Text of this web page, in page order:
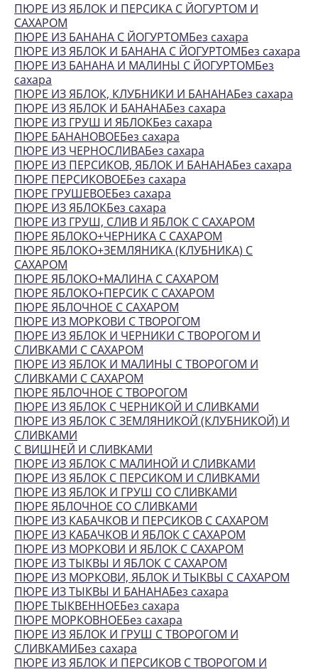
ПЮРЕ ИЗ ЯБЛОК И ПЕРСИКА С ЙОГУРТОМ И
САХАРОМ
ПЮРЕ ИЗ БАНАНА С ЙОГУРТОМБез сахара
ПЮРЕ ИЗ ЯБЛОК И БАНАНА С ЙОГУРТОМБез сахара
ПЮРЕ ИЗ БАНАНА И МАЛИНЫ С ЙОГУРТОМБез
сахара
ПЮРЕ ИЗ ЯБЛОК, КЛУБНИКИ И БАНАНАБез сахара
ПЮРЕ ИЗ ЯБЛОК И БАНАНАБез сахара
ПЮРЕ ИЗ ГРУШ И ЯБЛОКБез сахара
ПЮРЕ БАНАНОВОЕБез сахара
ПЮРЕ ИЗ ЧЕРНОСЛИВАБез сахара
ПЮРЕ ИЗ ПЕРСИКОВ, ЯБЛОК И БАНАНАБез сахара
ПЮРЕ ПЕРСИКОВОЕБез сахара
ПЮРЕ ГРУШЕВОЕБез сахара
ПЮРЕ ИЗ ЯБЛОКБез сахара
ПЮРЕ ИЗ ГРУШ, СЛИВ И ЯБЛОК С САХАРОМ
ПЮРЕ ЯБЛОКО+ЧЕРНИКА С САХАРОМ
ПЮРЕ ЯБЛОКО+ЗЕМЛЯНИКА (КЛУБНИКА) С
САХАРОМ
ПЮРЕ ЯБЛОКО+МАЛИНА С САХАРОМ
ПЮРЕ ЯБЛОКО+ПЕРСИК С САХАРОМ
ПЮРЕ ЯБЛОЧНОЕ С САХАРОМ
ПЮРЕ ИЗ МОРКОВИ С ТВОРОГОМ
ПЮРЕ ИЗ ЯБЛОК И ЧЕРНИКИ С ТВОРОГОМ И
СЛИВКАМИ С САХАРОМ
ПЮРЕ ИЗ ЯБЛОК И МАЛИНЫ С ТВОРОГОМ И
СЛИВКАМИ С САХАРОМ
ПЮРЕ ЯБЛОЧНОЕ С ТВОРОГОМ
ПЮРЕ ИЗ ЯБЛОК С ЧЕРНИКОЙ И СЛИВКАМИ
ПЮРЕ ИЗ ЯБЛОК С ЗЕМЛЯНИКОЙ (КЛУБНИКОЙ) И
СЛИВКАМИ
С ВИШНЕЙ И СЛИВКАМИ
ПЮРЕ ИЗ ЯБЛОК С МАЛИНОЙ И СЛИВКАМИ
ПЮРЕ ИЗ ЯБЛОК С ПЕРСИКОМ И СЛИВКАМИ
ПЮРЕ ИЗ ЯБЛОК И ГРУШ СО СЛИВКАМИ
ПЮРЕ ЯБЛОЧНОЕ СО СЛИВКАМИ
ПЮРЕ ИЗ КАБАЧКОВ И ПЕРСИКОВ С САХАРОМ
ПЮРЕ ИЗ КАБАЧКОВ И ЯБЛОК С САХАРОМ
ПЮРЕ ИЗ МОРКОВИ И ЯБЛОК С САХАРОМ
ПЮРЕ ИЗ ТЫКВЫ И ЯБЛОК С САХАРОМ
ПЮРЕ ИЗ МОРКОВИ, ЯБЛОК И ТЫКВЫ С САХАРОМ
ПЮРЕ ИЗ ТЫКВЫ И БАНАНАБез сахара
ПЮРЕ ТЫКВЕННОЕБез сахара
ПЮРЕ МОРКОВНОЕБез сахара
ПЮРЕ ИЗ ЯБЛОК И ГРУШ С ТВОРОГОМ И
СЛИВКАМИБез сахара
ПЮРЕ ИЗ ЯБЛОК И ПЕРСИКОВ С ТВОРОГОМ И